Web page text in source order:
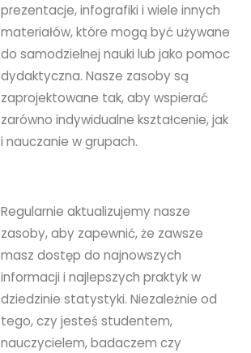
prezentacje, infografiki i wiele innych
materiałów, które mogą być używane
do samodzielnej nauki lub jako pomoc
dydaktyczna. Nasze zasoby są
zaprojektowane tak, aby wspierać
zarówno indywidualne kształcenie, jak
i nauczanie w grupach.
Regularnie aktualizujemy nasze
zasoby, aby zapewnić, że zawsze
masz dostęp do najnowszych
informacji i najlepszych praktyk w
dziedzinie statystyki. Niezależnie od
tego, czy jesteś studentem,
nauczycielem, badaczem czy